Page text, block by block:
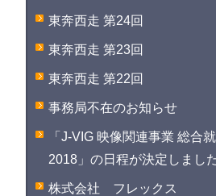
東奔西走 第24回
東奔西走 第23回
東奔西走 第22回
事務局不在のお知らせ
「J-VIG 映像関連事業 総合
2018」の日程が決定しまし
株式会社 フレックス